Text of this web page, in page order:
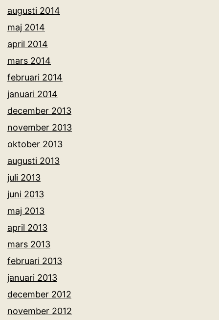
augusti 2014
maj 2014
april 2014
mars 2014
februari 2014
januari 2014
december 2013
november 2013
oktober 2013
augusti 2013
juli 2013
juni 2013
maj 2013
april 2013
mars 2013
februari 2013
januari 2013
december 2012
november 2012